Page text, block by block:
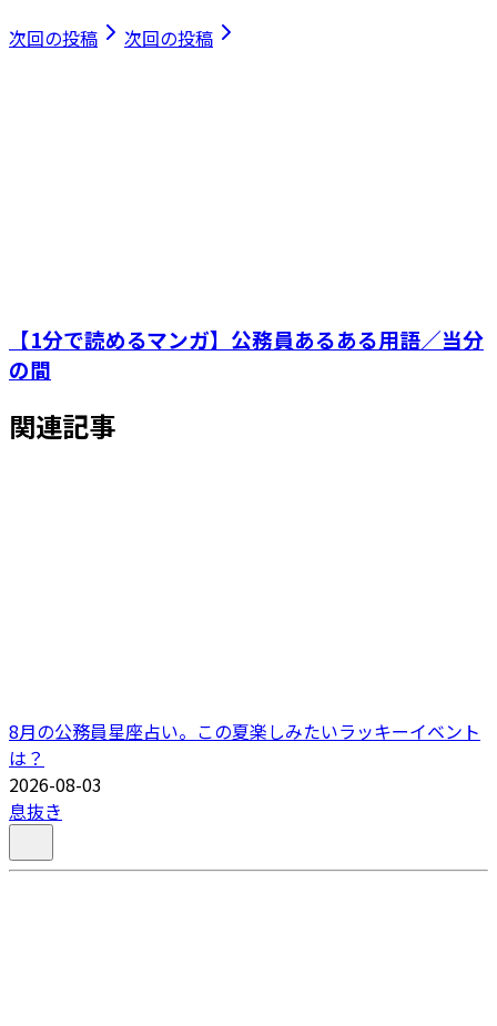
次回の投稿 次回の投稿
【1分で読めるマンガ】公務員あるある用語／当分
の間
関連記事
8月の公務員星座占い。この夏楽しみたいラッキーイベント
は？
2026-08-03
息抜き